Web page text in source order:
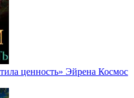
ценность» Эйрена Космос